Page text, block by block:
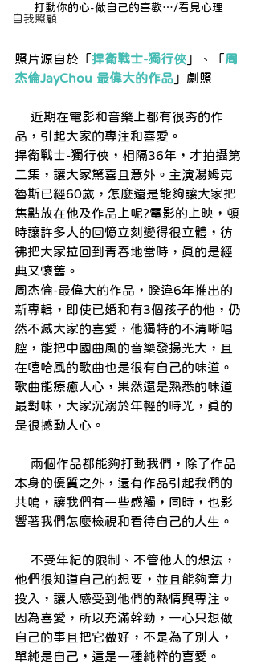
自我照顧
打動你的心-做自己的喜歡…/看見心理
照片源自於「捍衛戰士-獨行俠 」、「周
杰倫JayChou 最偉大的作品 」劇照
品，引起大家的專注和喜愛。
捍衛戰士-獨行俠，相隔36年，才拍攝第
二集，讓大家驚喜且意外。主演湯姆克
魯斯已經60歲，怎麼還是能夠讓大家把
焦點放在他及作品上呢?電影的上映，頓
時讓許多人的回憶立刻變得很立體，彷
彿把大家拉回到青春地當時，真的是經
典又懷舊。
周杰倫-最偉大的作品，睽違6年推出的
新專輯，即使已婚和有3個孩子的他，仍
然不滅大家的喜愛，他獨特的不清晰唱
腔，能把中國曲風的音樂發揚光大，且
在嘻哈風的歌曲也是很有自己的味道。
歌曲能療癒人心，果然還是熟悉的味道
最對味，大家沉溺於年輕的時光，真的
是很撼動人心。
本身的優質之外，還有作品引起我們的
共鳴，讓我們有一些感觸，同時，也影
響著我們怎麼檢視和看待自己的人生。
他們很知道自己的想要，並且能夠奮力
投入，讓人感受到他們的熱情與專注。
因為喜愛，所以充滿幹勁，一心只想做
自己的事且把它做好，不是為了別人，
單純是自己，這是一種純粹的喜愛。